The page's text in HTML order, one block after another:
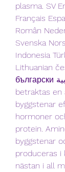
plasma. SV
Français
Român
Svenska
Indonesia
Lithuanian
български العربية Unknown. Protein
betraktas en
byggstenar
hormoner
protein.
byggstenar
produceras i
nästan i all